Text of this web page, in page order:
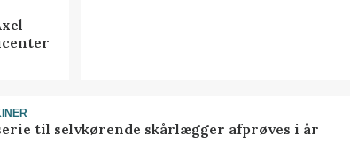
til selvkørende skårlægger afprøves i år